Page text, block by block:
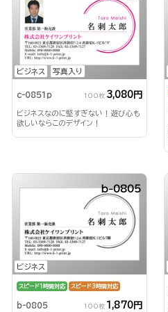
ビジネス 写真入り
c-0851p 100枚 3,080円
ビジネスなのに堅すぎない！遊び心も
欲しいならこのデザイン！
ビジネス
b-0805
スピード1時間対応 スピード3時間対応
b-0805 100枚 1,870円